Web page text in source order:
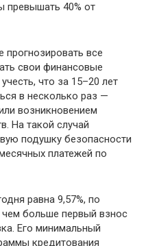
превышать 40% от
все
свои финансовые
что за 15–20 лет
в несколько раз —
возникновением
На такой случай
подушку безопасности
платежей по
равна 9,57%, по
больше первый взнос
Его минимальный
кредитования